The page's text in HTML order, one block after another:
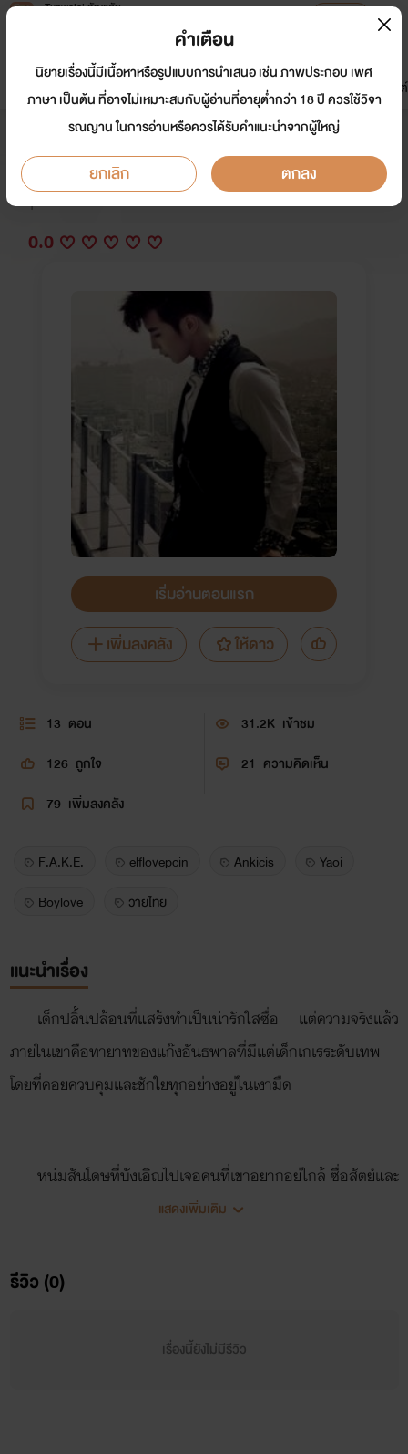
Tunwalai ธัญวลัย
หน้าแรก นิยาย อีบุ๊ก การ์ตูน
มาใหม่
ดรีมแชท ธัญลิสต์
[ Yaoi ] F.A.K.E. มหา'ลัยนักเลง
นักเขียน: elflovepcin
Y
0.0
เริ่มอ่านตอนแรก
เพิ่มลงคลัง
ให้ดาว
13 ตอน 31.2K เข้าชม
126 ถูกใจ 21 ความคิดเห็น
79 เพิ่มลงคลัง
F.A.K.E. elflovepcin Ankicis
Yaoi
Boylove
วายไทย
แนะนำเรื่อง
เด็กปลิ้นปล้อนที่แสร้งทำเป็นน่ารักใสซื่อ แต่ความจริงแล้ว
ภายในเขาคือทายาทของแก๊งอันธพาลที่มีแต่เด็กเกเรระดับเทพ
โดยที่คอยควบคุมและชักใยทุกอย่างอยู่ในเงามืด
หนุ่มสันโดษที่บังเอิญไปเจอคนที่เขาอยากอยู่ใกล้ ซื่อสัตย์และ
จริงใจ แถมยังมีตำแหน่งสมาชิก 1 ใน กลุ่ม VIP ที่เป็นอริกับแก๊ง
แสดงเพิ่มเติม
รีวิว (0)
เรื่องนี้ยังไม่มีรีวิว
คำเตือน
นิยายเรื่องนี้มีเนื้อหาหรือรูปแบบการนำเสนอ เช่น ภาพประกอบ เพศ
ภาษา เป็นต้น ที่อาจไม่เหมาะสมกับผู้อ่านที่อายุต่ำกว่า 18 ปี ควรใช้วิจา
รณญาน ในการอ่านหรือควรได้รับคำแนะนำจากผู้ใหญ่
ยกเลิก ตกลง